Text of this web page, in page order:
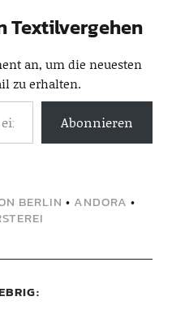
Textilvergehen
an, um die neuesten
zu erhalten.
Abonnieren
BERLIN • ANDORA •